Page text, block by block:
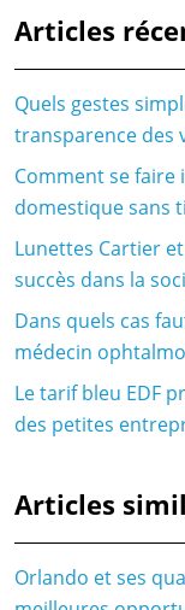
Articles
Quels gestes
transparence des
Comment se
domestique sans
Lunettes Cartier
succès dans la
Dans quels cas
médecin
Le tarif bleu EDF
des petites
Articles
Orlando et ses